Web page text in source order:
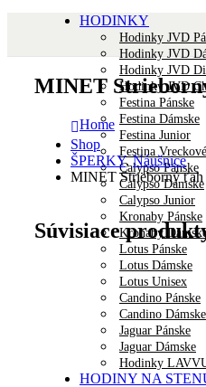
HODINKY
Hodinky JVD
Hodinky JVD
Hodinky JVD
Hodinky JVD
Festina Pánske
Festina Dámske
Festina Junior
Festina Vreckové
Calypso Pánske
Calypso Dámske
Calypso Junior
Kronaby Pánske
Kronaby
Lotus Pánske
Lotus Dámske
Lotus Unisex
Candino Pánske
Candino Dámske
Jaguar Pánske
Jaguar Dámske
Hodinky
HODINY NA
MINET
Home
Shop
ŠPERKY,Náušnice
MINET Strieborný ťah
Súvisiace